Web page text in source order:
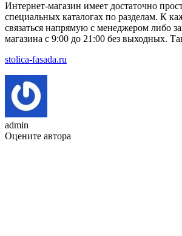
Интернет-магазин имеет достаточно
специальных каталогах по разделам. К
связаться напрямую с менеджером либо
магазина с 9:00 до 21:00 без выходных.
stolica-fasada.ru
admin
Оцените автора